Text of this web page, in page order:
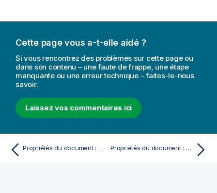
Cette page vous a-t-elle aidé ?
Si vous rencontrez des problèmes sur cette page ou
dans son contenu – une faute de frappe, une étape
manquante ou une erreur technique – faites-le-nous
savoir.
Laissez vos commentaires ici
Propriétés du document : Ouverture Propriétés du document : Serveur